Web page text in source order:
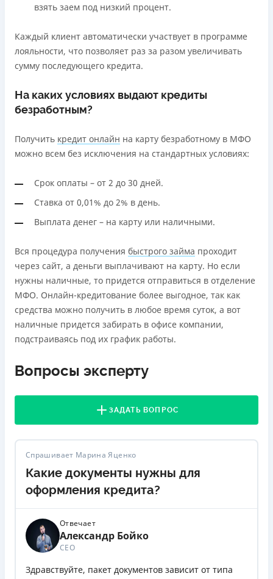
взять заем под низкий процент.
Каждый клиент автоматически участвует в программе
лояльности, что позволяет раз за разом увеличивать
сумму последующего кредита.
На каких условиях выдают кредиты
безработным?
Получить кредит онлайн на карту безработному в МФО
можно всем без исключения на стандартных условиях:
Срок оплаты – от 2 до 30 дней.
Ставка от 0,01% до 2% в день.
Выплата денег – на карту или наличными.
Вся процедура получения быстрого займа проходит
через сайт, а деньги выплачивают на карту. Но если
нужны наличные, то придется отправиться в отделение
МФО. Онлайн-кредитование более выгодное, так как
средства можно получить в любое время суток, а вот
наличные придется забирать в офисе компании,
подстраиваясь под их график работы.
Вопросы эксперту
ЗАДАТЬ ВОПРОС
Спрашивает Марина Яценко
Какие документы нужны для
оформления кредита?
Отвечает
Александр Бойко
СЕО
Здравствуйте, пакет документов зависит от типа